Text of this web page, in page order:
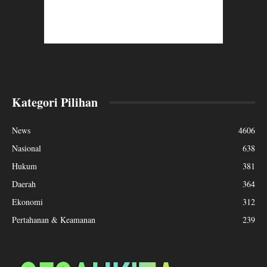
Kategori Pilihan
News
4606
Nasional
638
Hukum
381
Daerah
364
Ekonomi
312
Pertahanan & Keamanan
239